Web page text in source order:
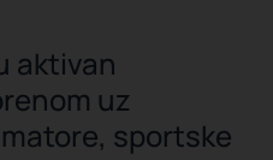
aktivan
uz
sportske